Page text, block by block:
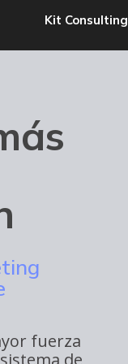
Kit Consulting
fuerza
de